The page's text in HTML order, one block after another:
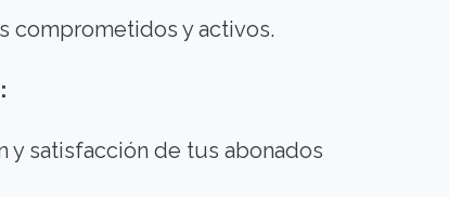
comprometidos y activos.
y satisfacción de tus abonados